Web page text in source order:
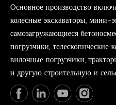
Основное производство
колесные экскаваторы, мини-
самозагружающиеся
погрузчики, телескопические
вилочные погрузчики,
и другую строительную и